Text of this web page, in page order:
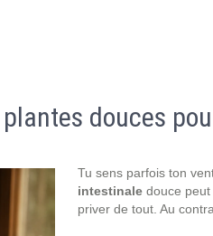
douces
Tu sens parfois ton
intestinaledouce peut
priver de tout. Au